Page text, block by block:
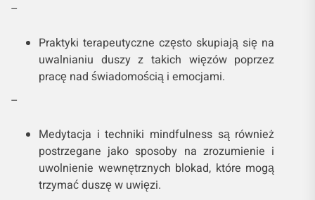
–
Praktyki terapeutyczne często skupiają się na
uwalnianiu duszy z takich więzów poprzez
pracę nad świadomością i emocjami.
–
Medytacja i techniki mindfulness są również
postrzegane jako sposoby na zrozumienie i
uwolnienie wewnętrznych blokad, które mogą
trzymać duszę w uwięzi.